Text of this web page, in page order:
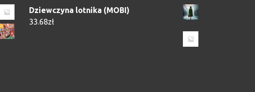
Dziewczyna lotnika (MOBI)
33.68zł